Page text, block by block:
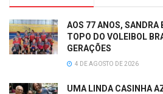
AOS 77 ANOS, SANDRA
TOPO DO VOLEIBOL
GERAÇÕES
4 DE AGOSTO DE 2026
UMA LINDA CASINHA